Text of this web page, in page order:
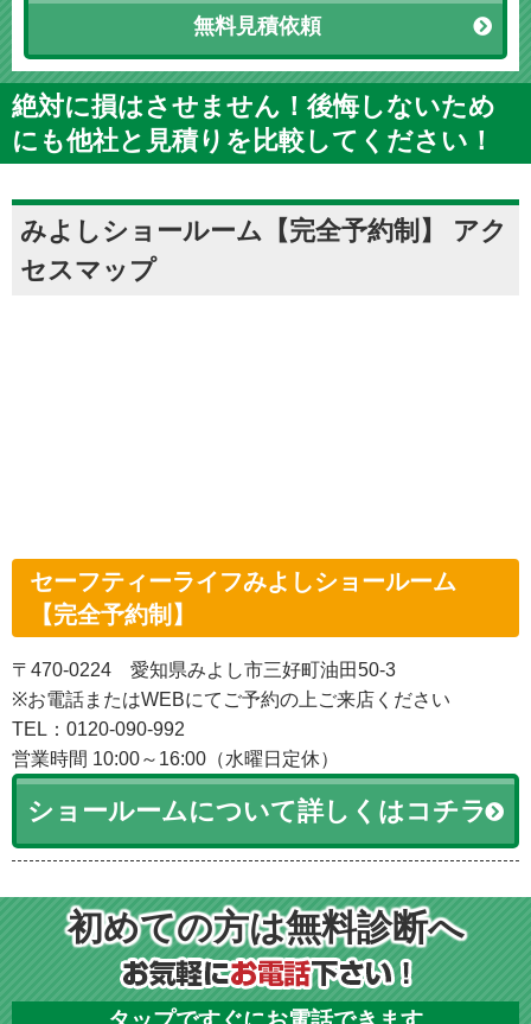
無料見積依頼
絶対に損はさせません！後悔しないため
にも他社と見積りを比較してください！
みよしショールーム【完全予約制】 アク
セスマップ
セーフティーライフみよしショールーム
【完全予約制】
〒470-0224 愛知県みよし市三好町油田50-3
※お電話またはWEBにてご予約の上ご来店ください
TEL：0120-090-992
営業時間 10:00～16:00（水曜日定休）
ショールームについて詳しくはコチラ
初めての方は無料診断へ